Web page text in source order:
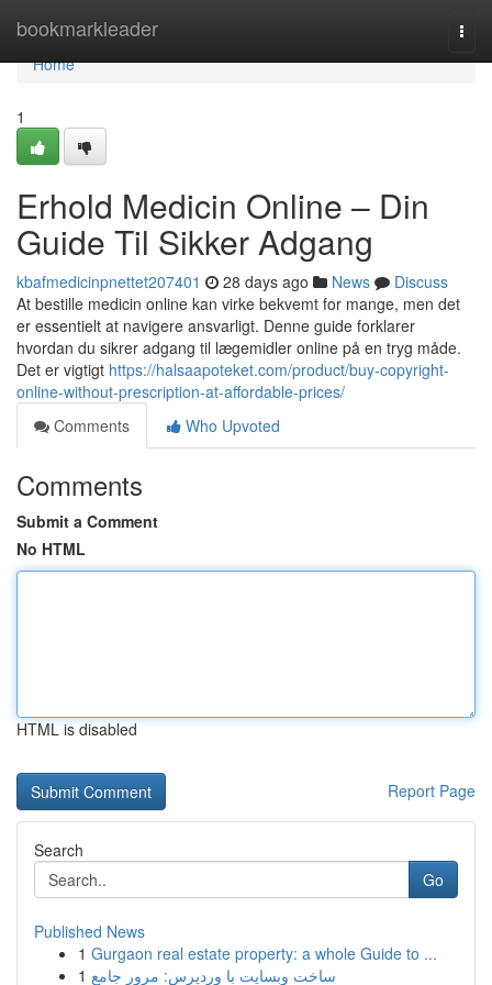
bookmarkleader
Home
Home
1
Erhold Medicin Online – Din
Guide Til Sikker Adgang
kbafmedicinpnettet207401 28 days ago News
Discuss
At bestille medicin online kan virke bekvemt for mange, men det
er essentielt at navigere ansvarligt. Denne guide forklarer
hvordan du sikrer adgang til lægemidler online på en tryg måde.
Det er vigtigt https://halsaapoteket.com/product/buy-copyright-
online-without-prescription-at-affordable-prices/
Comments
Who Upvoted
Comments
Submit a Comment
No HTML
HTML is disabled
Report Page
Search
Go
Published News
1 Gurgaon real estate property: a whole Guide to ...
1 ساخت وبسایت با وردپرس: مرور جامع